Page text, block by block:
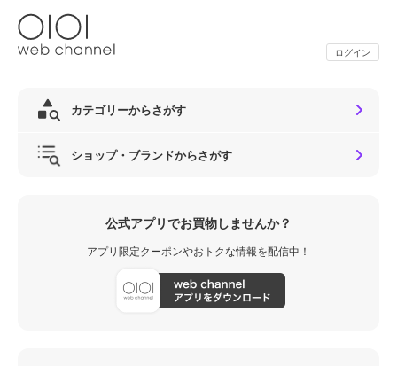
ログイン
カテゴリーからさがす
ショップ・ブランドからさがす
公式アプリでお買物しませんか？
アプリ限定クーポンやおトクな情報を配信中！